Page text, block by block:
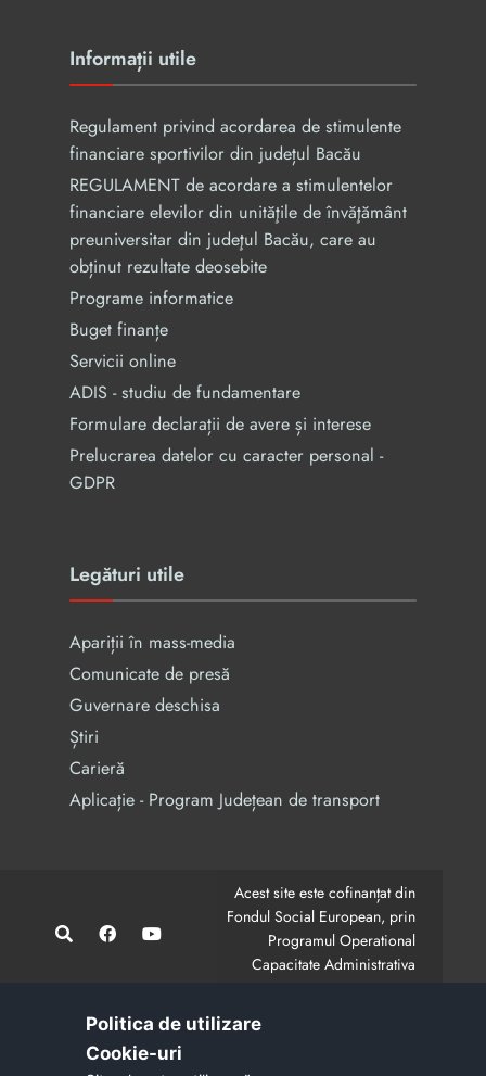
Informații utile
Regulament privind acordarea de stimulente
financiare sportivilor din județul Bacău
REGULAMENT de acordare a stimulentelor
financiare elevilor din unităţile de învăţământ
preuniversitar din judeţul Bacău, care au
obținut rezultate deosebite
Programe informatice
Buget finanțe
Servicii online
ADIS - studiu de fundamentare
Formulare declarații de avere și interese
Prelucrarea datelor cu caracter personal -
GDPR
Legături utile
Apariții în mass-media
Comunicate de presă
Guvernare deschisa
Știri
Carieră
Aplicație - Program Județean de transport
Acest site este cofinanțat din
Fondul Social European, prin
Programul Operational
Capacitate Administrativa
CodMySmis/Sipoca: 128880/652;
Conținutul acestui site web nu reprezintă în mod
Politica de utilizare
Cookie-uri‎